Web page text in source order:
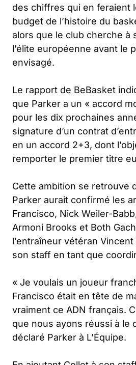
des chiffres qui en feraient
budget de l’histoire du
alors que le club cherche à
l’élite européenne avant le
envisagé.
Le rapport de BeBasket
que Parker a un « accord
pour les dix prochaines
signature d’un contrat
en un accord 2+3, dont
remporter le premier titre
Cette ambition se retrouve
Parker aurait confirmé les
Francisco, Nick Weiler-
Armoni Brooks et Both
l’entraîneur vétéran
son staff en tant que
« Je voulais un joueur
Francisco était en tête de
vraiment ce ADN français.
que nous ayons réussi à le
déclaré Parker à L’Équipe.